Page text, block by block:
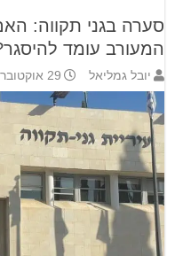
סערה בגני תקווה:
המעורב עומד
יובל גמליאל 29 אוקטובר 2025 17:33